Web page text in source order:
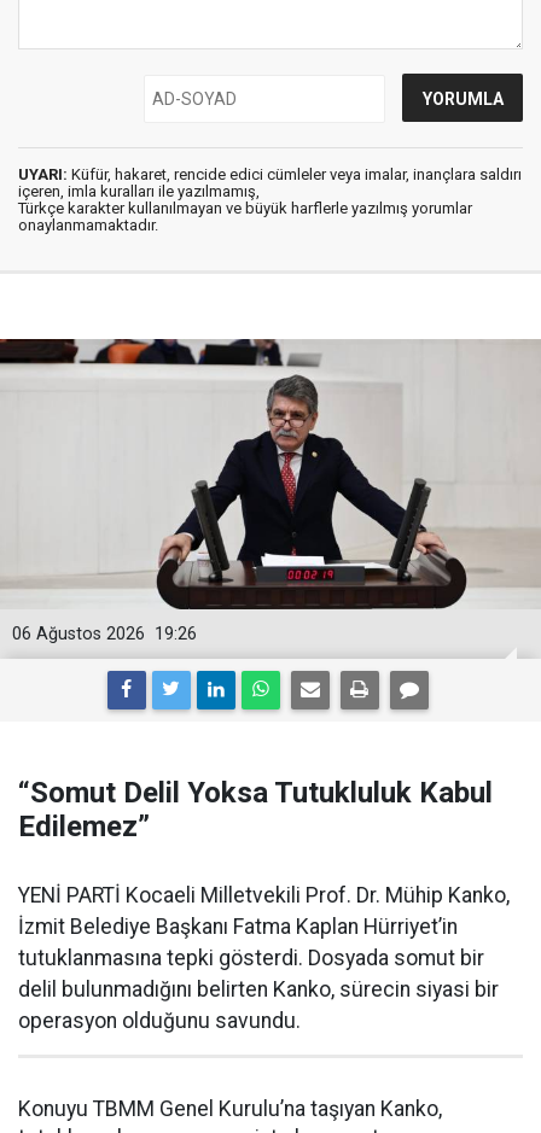
UYARI: Küfür, hakaret, rencide edici cümleler veya imalar, inançlara saldırı
içeren, imla kuralları ile yazılmamış,
Türkçe karakter kullanılmayan ve büyük harflerle yazılmış yorumlar
onaylanmamaktadır.
19:26
06 Ağustos 2026
“Somut Delil Yoksa Tutukluluk Kabul
Edilemez”
YENİ PARTİ Kocaeli Milletvekili Prof. Dr. Mühip Kanko,
İzmit Belediye Başkanı Fatma Kaplan Hürriyet’in
tutuklanmasına tepki gösterdi. Dosyada somut bir
delil bulunmadığını belirten Kanko, sürecin siyasi bir
operasyon olduğunu savundu.
Konuyu TBMM Genel Kurulu’na taşıyan Kanko,